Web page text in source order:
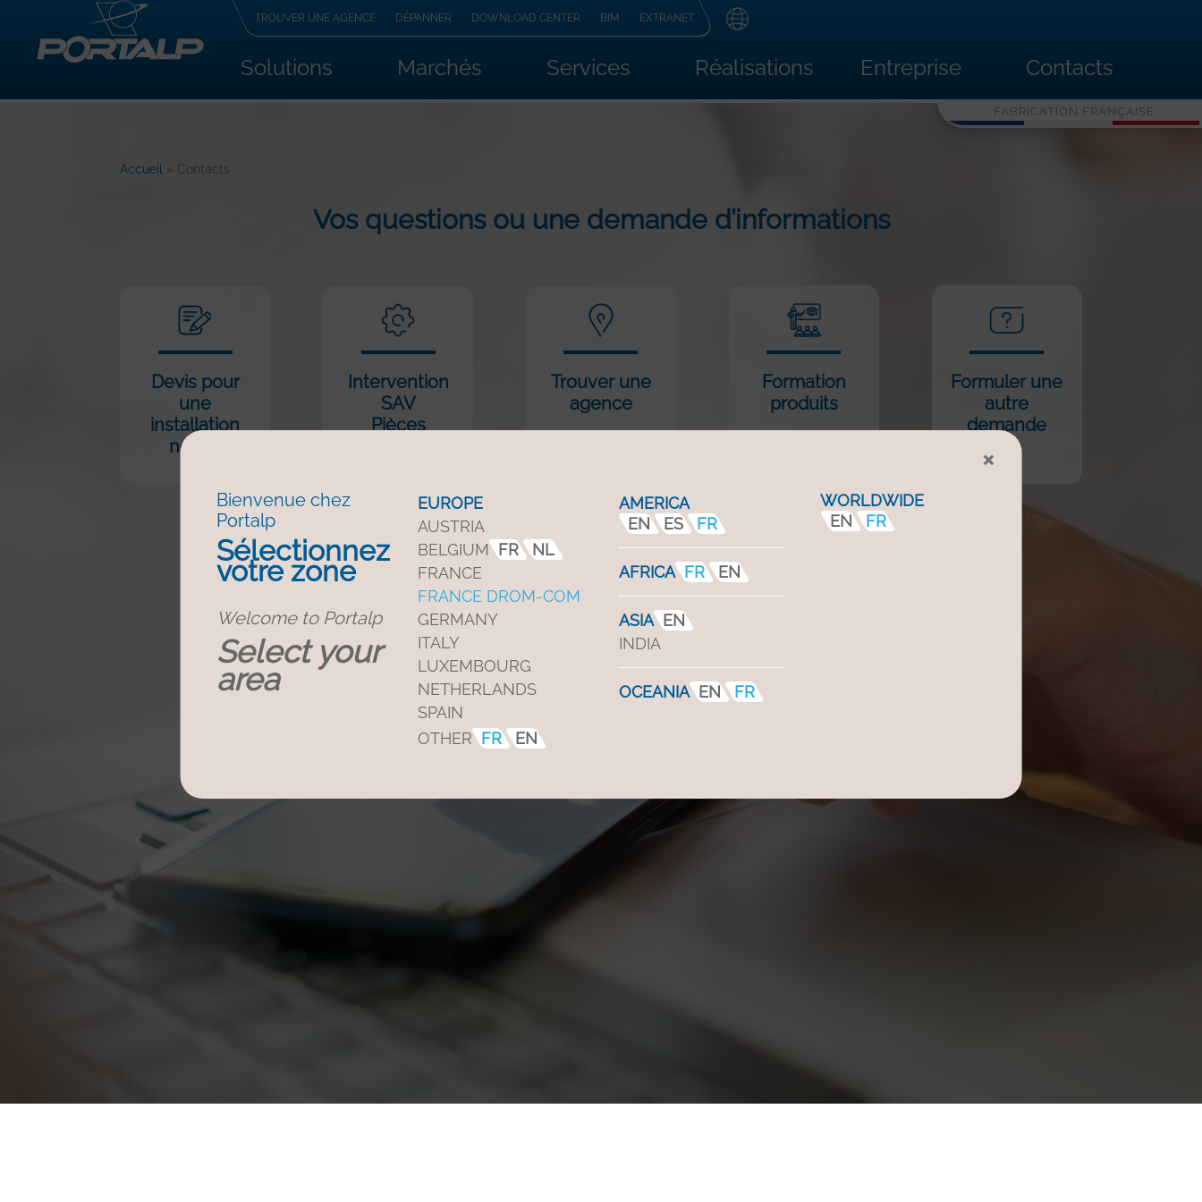
TROUVER UNE AGENCE DÉPANNER DOWNLOAD CENTER BIM EXTRANET
Solutions Marchés Services Réalisations Entreprise Contacts
FABRICATION FRANÇAISE
Accueil » Contacts
Vos questions ou une demande d’informations
Devis pour
une
installation
neuve
Intervention
SAV
Pièces
Trouver une
agence
Formation
produits
Formuler une
autre
demande
×
Bienvenue chez
Portalp
Sélectionnez
votre zone
Welcome to Portalp
Select your
area
EUROPE
AUSTRIA
BELGIUM
FR
NL
FRANCE
FRANCE DROM-COM
GERMANY
ITALY
LUXEMBOURG
NETHERLANDS
SPAIN
OTHER
FR EN
AMERICA
EN
ES FR
AFRICA FR EN
ASIA EN
INDIA
OCEANIA EN FR
WORLDWIDE
EN
FR